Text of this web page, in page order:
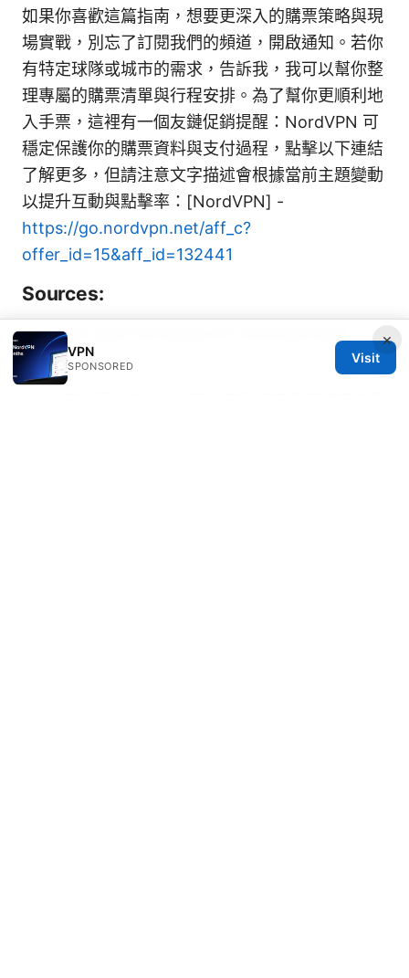
如果你喜歡這篇指南，想要更深入的購票策略與現
場實戰，別忘了訂閱我們的頻道，開啟通知。若你
有特定球隊或城市的需求，告訴我，我可以幫你整
理專屬的購票清單與行程安排。為了幫你更順利地
入手票，這裡有一個友鏈促銷提醒：NordVPN 可
穩定保護你的購票資料與支付過程，點擊以下連結
了解更多，但請注意文字描述會根據當前主題變動
以提升互動與點擊率：[NordVPN] -
https://go.nordvpn.net/aff_c?
offer_id=15&aff_id=132441
Sources:
Nordvpn split tunneling not working heres
how to fix it
×
VPN
SPONSORED
Visit